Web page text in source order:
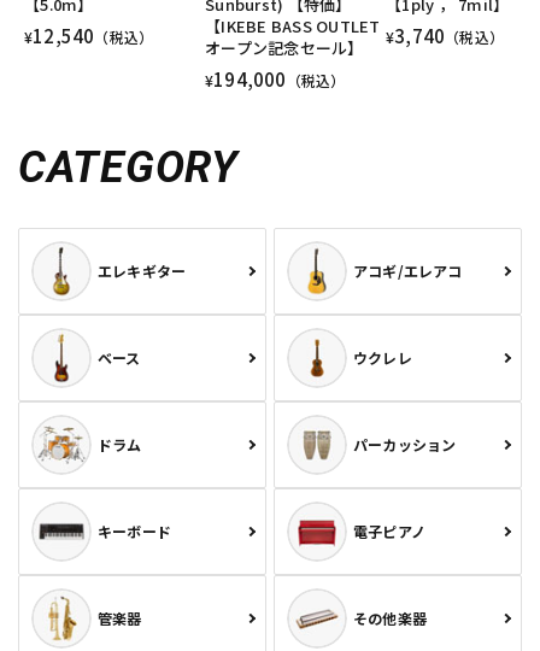
¥12,540 （税込）
【IKEBE BASS OUTLET
オープン記念セール】
¥194,000 （税込）
¥3,740 （税込）
CATEGORY
エレキギター アコギ/エレアコ
ベース ウクレレ
ドラム パーカッション
キーボード 電子ピアノ
管楽器 その他楽器